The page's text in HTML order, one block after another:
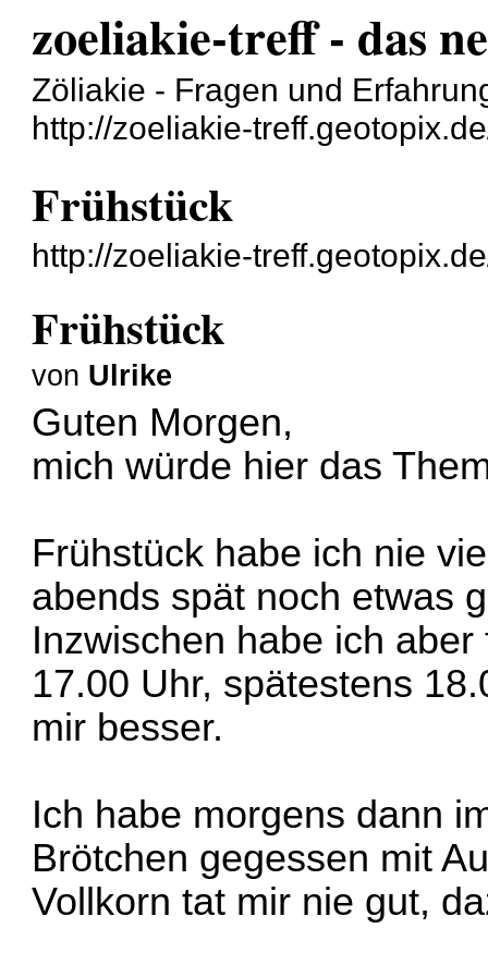
zoeliakie-treff - das
Zöliakie - Fragen und
http://zoeliakie-
Frühstück
http://zoeliakie-
Frühstück
von Ulrike
Guten Morgen,
mich würde hier das
Frühstück habe ich nie
abends spät noch etwas
Inzwischen habe ich
17.00 Uhr, spätestens
mir besser.
Ich habe morgens dann
Brötchen gegessen mit
Vollkorn tat mir nie gut,